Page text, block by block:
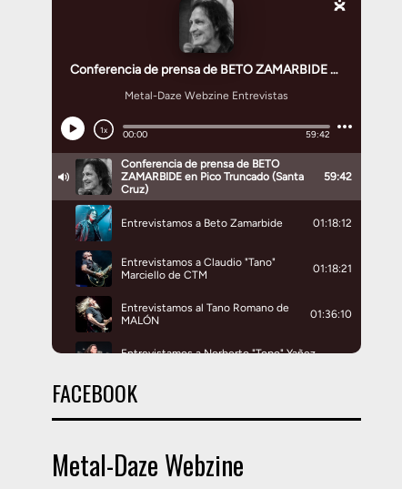
FACEBOOK
Metal-Daze Webzine